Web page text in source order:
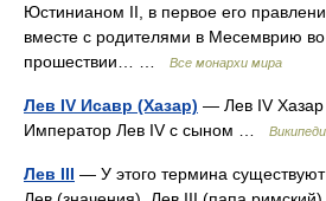
Юстинианом II, в первое его
вместе с родителями в Месемврию
прошествии… …
Все монархи мира
Лев IV Исавр (Хазар) — Лев IV Хазар
Император Лев IV с сыном …
Лев III — У этого термина существуют